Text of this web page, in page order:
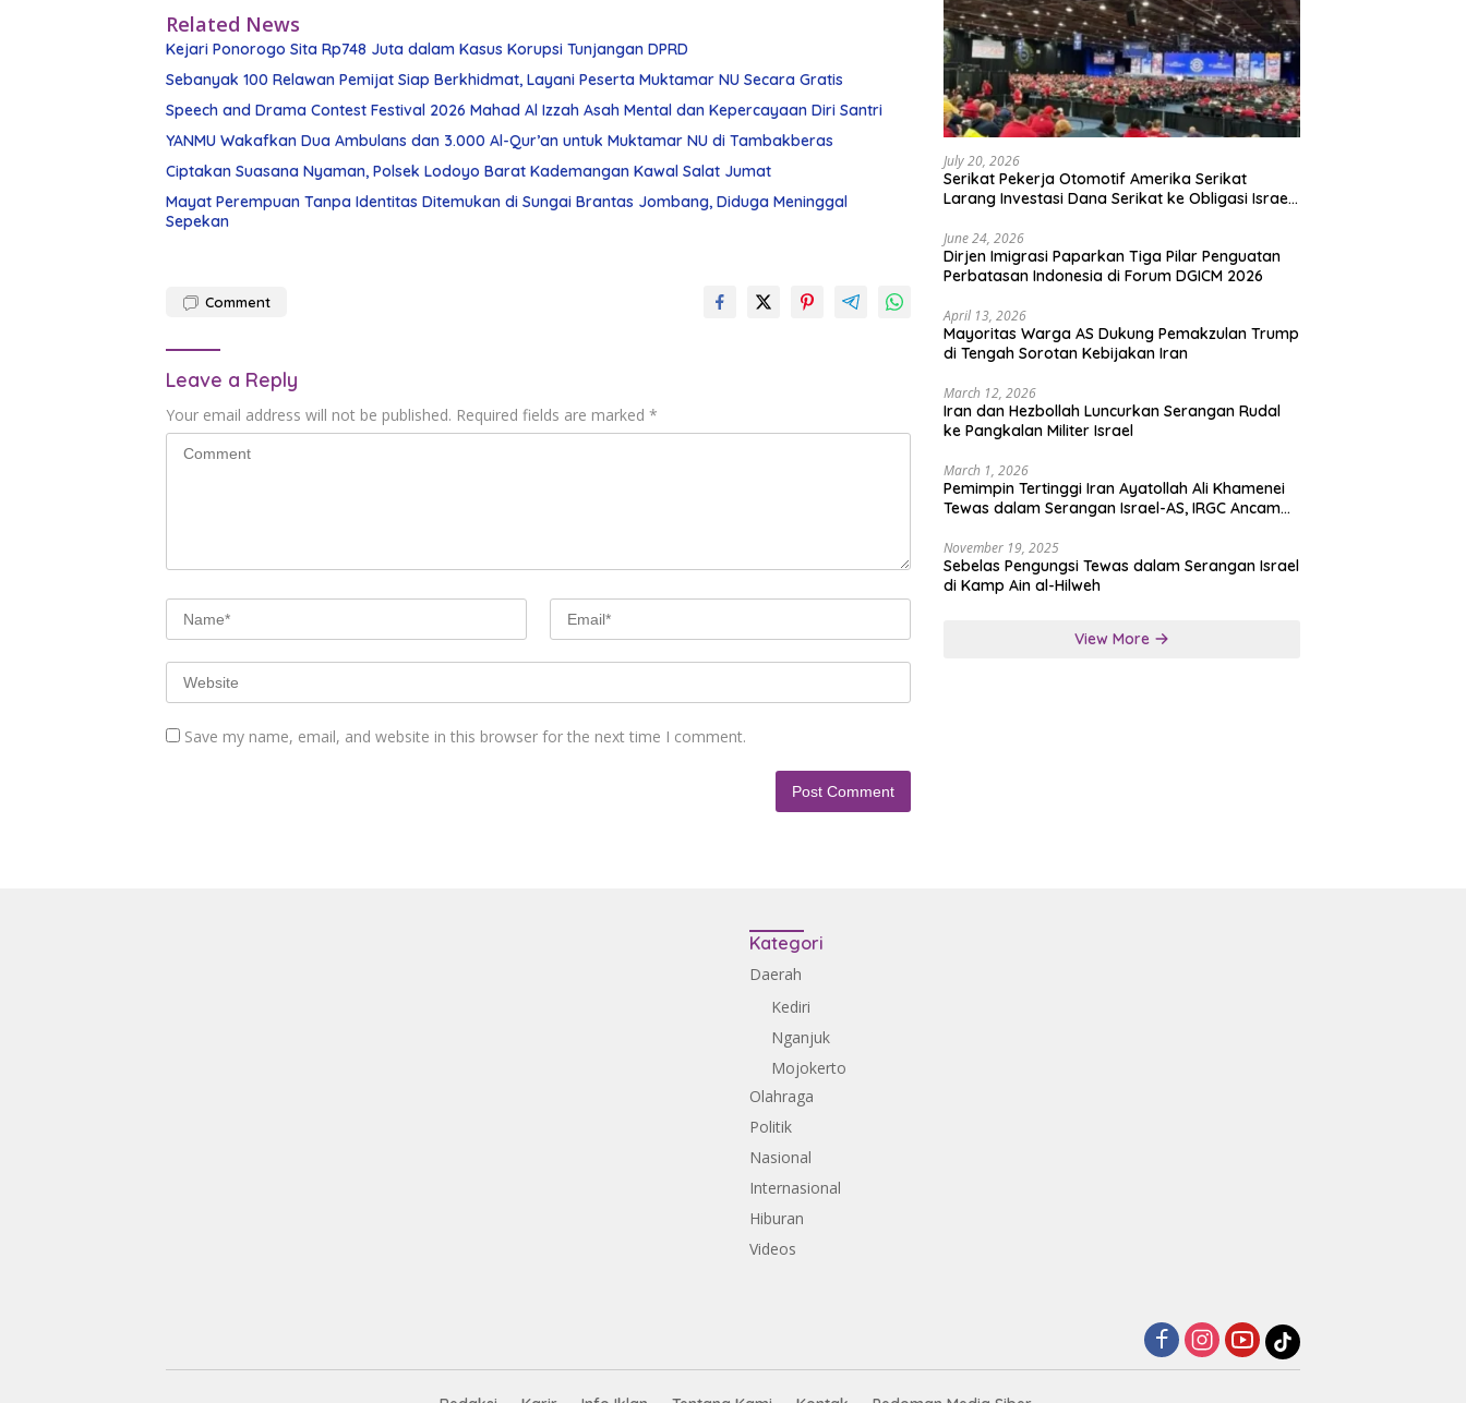
Related News
Kejari Ponorogo Sita Rp748 Juta dalam Kasus Korupsi Tunjangan DPRD
Sebanyak 100 Relawan Pemijat Siap Berkhidmat, Layani Peserta Muktamar NU Secara Gratis
Speech and Drama Contest Festival 2026 Mahad Al Izzah Asah Mental dan Kepercayaan Diri Santri
YANMU Wakafkan Dua Ambulans dan 3.000 Al-Qur’an untuk Muktamar NU di Tambakberas
Ciptakan Suasana Nyaman, Polsek Lodoyo Barat Kademangan Kawal Salat Jumat
Mayat Perempuan Tanpa Identitas Ditemukan di Sungai Brantas Jombang, Diduga Meninggal
Sepekan
Comment
Leave a Reply
Your email address will not be published. Required fields are marked *
Save my name, email, and website in this browser for the next time I comment.
July 20, 2026
Serikat Pekerja Otomotif Amerika Serikat
Larang Investasi Dana Serikat ke Obligasi Israel,
June 24, 2026
Dirjen Imigrasi Paparkan Tiga Pilar Penguatan
Perbatasan Indonesia di Forum DGICM 2026
April 13, 2026
Mayoritas Warga AS Dukung Pemakzulan Trump
di Tengah Sorotan Kebijakan Iran
March 12, 2026
Iran dan Hezbollah Luncurkan Serangan Rudal
ke Pangkalan Militer Israel
March 1, 2026
Pemimpin Tertinggi Iran Ayatollah Ali Khamenei
Tewas dalam Serangan Israel-AS, IRGC Ancam
November 19, 2025
Sebelas Pengungsi Tewas dalam Serangan Israel
di Kamp Ain al-Hilweh
View More
Kategori
Daerah
Kediri
Nganjuk
Mojokerto
Olahraga
Politik
Nasional
Internasional
Hiburan
Videos